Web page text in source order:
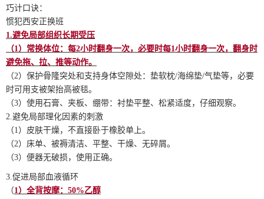
巧计口诀：
惯犯西安正换班
1.避免局部组织长期受压
（1）常换体位：每2小时翻身一次，必要时每1小时翻身一次，翻身时
避免拖、拉、推等动作。
（2）保护骨隆突处和支持身体空隙处：垫软枕/海绵垫/气垫等，必要
时可用支被架抬高被毯。
（3）使用石膏、夹板、绷带：衬垫平整、松紧适度，仔细观察。
2.避免局部理化因素的刺激
（1）皮肤干燥，不直接卧于橡胶单上。
（2）床单、被褥清洁、平整、干燥、无碎屑。
（3）便器无破损，使用正确。
3.促进局部血液循环
（1）全背按摩：50%乙醇